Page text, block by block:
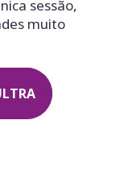
sessão,
muito